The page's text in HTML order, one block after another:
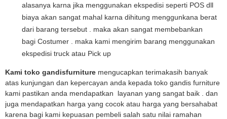
alasanya karna jika menggunakan ekspedisi seperti POS dll
biaya akan sangat mahal karna dihitung menggunkana berat
dari barang tersebut . maka akan sangat membebankan
bagi Costumer . maka kami mengirim barang menggunakan
ekspedisi truck atau Pick up
Kami toko gandisfurniture mengucapkan terimakasih banyak
atas kunjungan dan kepercayan anda kepada toko gandis furniture
kami pastikan anda mendapatkan layanan yang sangat baik . dan
juga mendapatkan harga yang cocok atau harga yang bersahabat
karena bagi kami kepuasan pembeli salah satu nilai ramahan